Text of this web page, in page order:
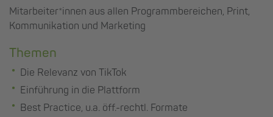
Mitarbeiter*innen aus allen Programmbereichen, Print,
Kommunikation und Marketing
Themen
Die Relevanz von TikTok
Einführung in die Plattform
Best Practice, u.a. öff.-rechtl. Formate